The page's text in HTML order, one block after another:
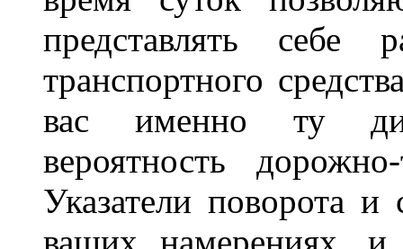
представлять
транспортного
вас именно ту
вероятность
Указатели поворота и